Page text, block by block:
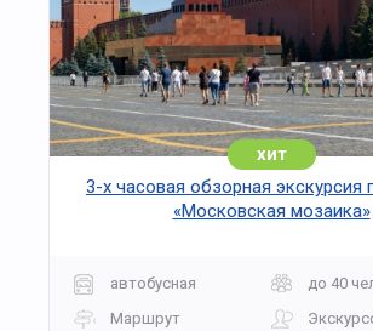
хит
3-х часовая обзорная экскурсия
«Московская мозаика»
автобусная
до 40
Маршрут